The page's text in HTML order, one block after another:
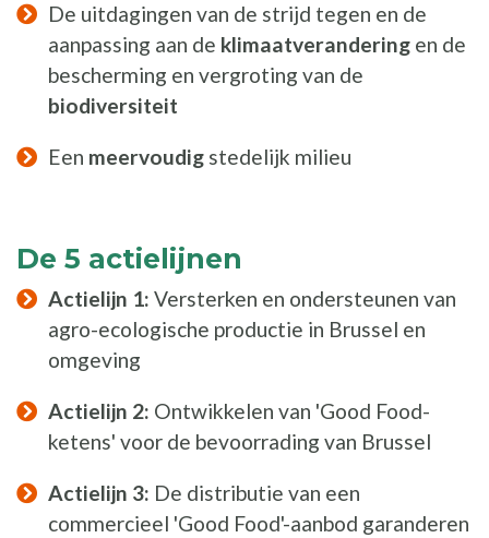
De uitdagingen van de strijd tegen en de
aanpassing aan de klimaatveranderingen de
bescherming en vergroting van de
biodiversiteit
Een meervoudigstedelijk milieu
De 5 actielijnen
Actielijn 1: Versterken en ondersteunen van
agro-ecologische productie in Brussel en
omgeving
Actielijn 2: Ontwikkelen van 'Good Food-
ketens' voor de bevoorrading van Brussel
Actielijn 3: De distributie van een
commercieel 'Good Food'-aanbod garanderen